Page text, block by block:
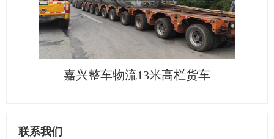
嘉兴整车物流13米高栏货车
联系我们